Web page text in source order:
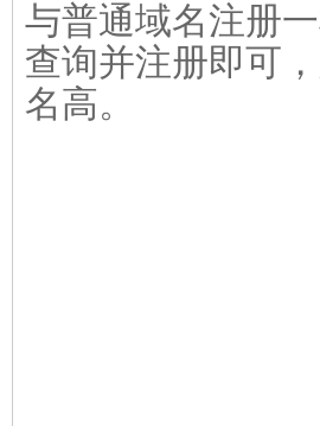
与普通域名注册
查询并注册即可
名高。